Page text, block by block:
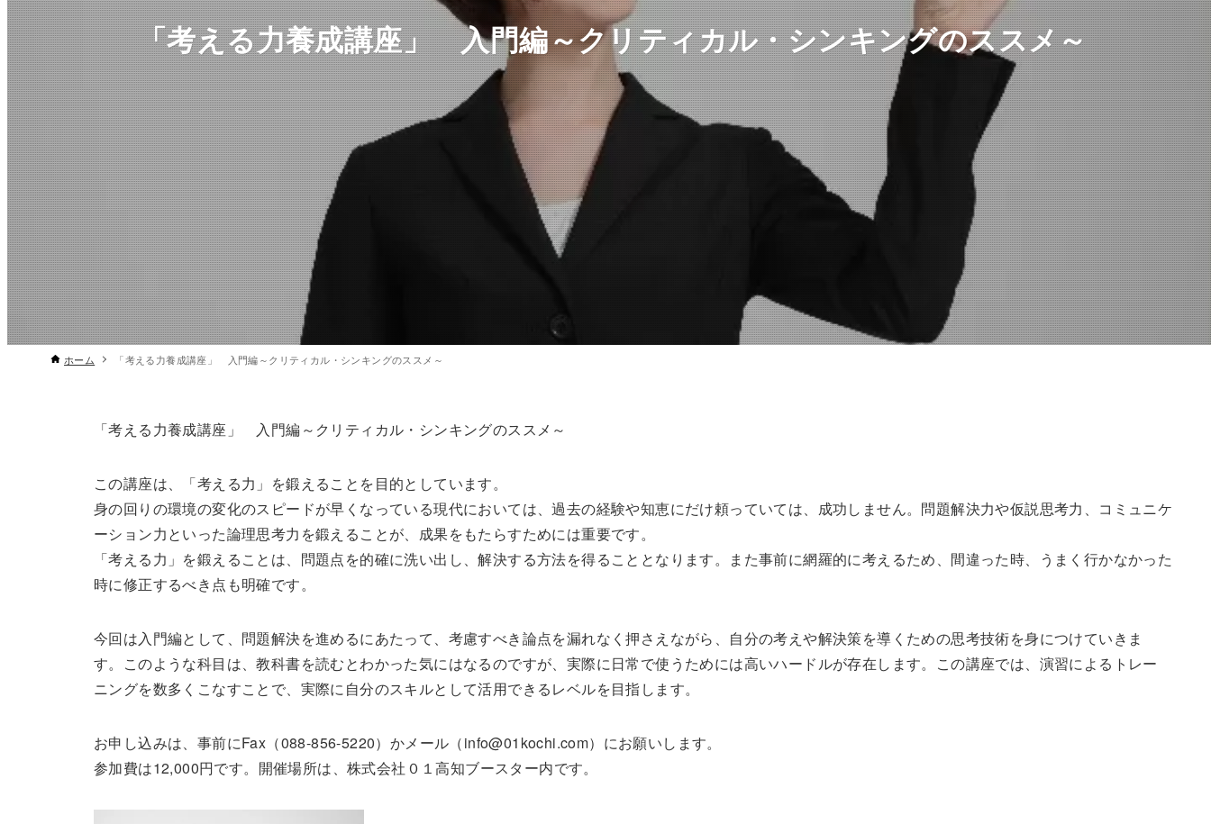
「考える力養成講座」 入門編～クリティカル・シンキングのススメ～
ホーム 「考える力養成講座」 入門編～クリティカル・シンキングのススメ～
「考える力養成講座」 入門編～クリティカル・シンキングのススメ～
この講座は、「考える力」を鍛えることを目的としています。
身の回りの環境の変化のスピードが早くなっている現代においては、過去の経験や知恵にだけ頼っていては、成功しません。問題解決力や仮説思考力、コミュニケ
ーション力といった論理思考力を鍛えることが、成果をもたらすためには重要です。
「考える力」を鍛えることは、問題点を的確に洗い出し、解決する方法を得ることとなります。また事前に網羅的に考えるため、間違った時、うまく行かなかった
時に修正するべき点も明確です。
今回は入門編として、問題解決を進めるにあたって、考慮すべき論点を漏れなく押さえながら、自分の考えや解決策を導くための思考技術を身につけていきま
す。このような科目は、教科書を読むとわかった気にはなるのですが、実際に日常で使うためには高いハードルが存在します。この講座では、演習によるトレー
ニングを数多くこなすことで、実際に自分のスキルとして活用できるレベルを目指します。
お申し込みは、事前にFax（088-856-5220）かメール（info@01kochi.com）にお願いします。
参加費は12,000円です。開催場所は、株式会社０１高知ブースター内です。